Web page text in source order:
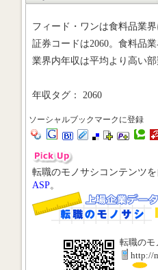
フィード・ワンは食料品業界
証券コードは2060。食料品
業界内年収は平均より高い部
年収タグ： 2060
ソーシャルブックマークに登録
転職のモノサシコンテンツ
ASP。
転職のモ
http://